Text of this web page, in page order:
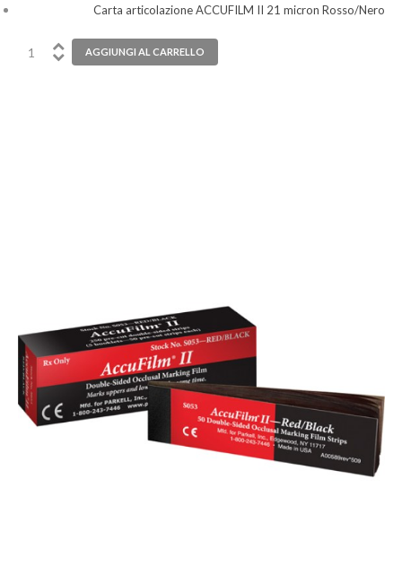
Carta articolazione ACCUFILM II 21 micron Rosso/Nero